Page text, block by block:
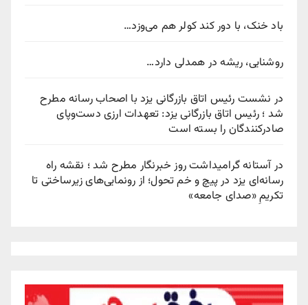
باد خنک، با دور کند کولر هم می‌وزد…
روشنایی، ریشه در همدلی دارد…
در نشست رئیس اتاق بازرگانی یزد با اصحاب رسانه مطرح
شد ؛ رئیس اتاق بازرگانی یزد: تعهدات ارزی دست‌وپای
صادرکنندگان را بسته است
در آستانه گرامیداشت روز خبرنگار مطرح شد ؛ نقشه راه
رسانه‌ای یزد در پیچ‌ و خم تحول؛ از رونمایی‌های زیرساختی تا
تکریمِ «صدای جامعه»